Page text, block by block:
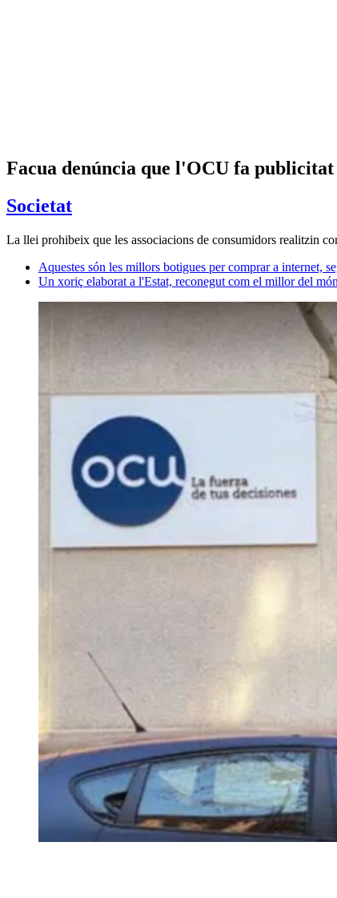
Facua denúncia que l'OCU fa
Societat
La llei prohibeix que les associacions de consumidors realitzin
Aquestes són les millors botigues per comprar a internet,
Un xoriç elaborat a l'Estat, reconegut com el millor del món